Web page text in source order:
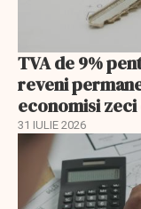
TVA de 9%
reveni
economisi
31 IULIE 2026